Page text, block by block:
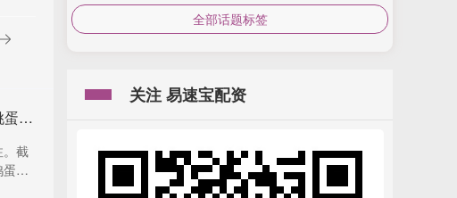
恒瑞行配资平台 面对角黄素、散养蛋争议，消费者应如何“挑蛋”？
。截
？
全部话题标签
关注 易速宝配资